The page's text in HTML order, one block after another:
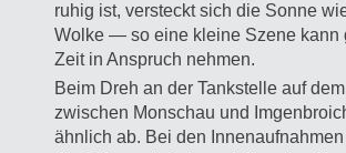
ruhig ist, versteckt sich die Sonne
Wolke — so eine kleine Szene kann
Zeit in Anspruch nehmen.
Beim Dreh an der Tankstelle auf
zwischen Monschau und
ähnlich ab. Bei den